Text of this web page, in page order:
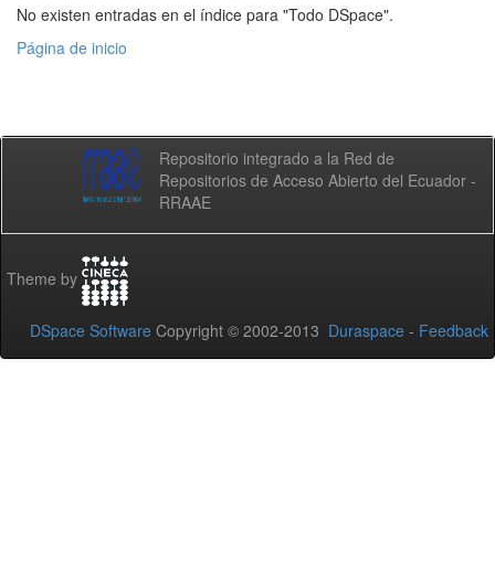
No existen entradas en el índice para "Todo DSpace".
Página de inicio
Repositorio integrado a la Red de
Repositorios de Acceso Abierto del Ecuador -
RRAAE
Theme by
DSpace Software Copyright © 2002-2013 Duraspace - Feedback